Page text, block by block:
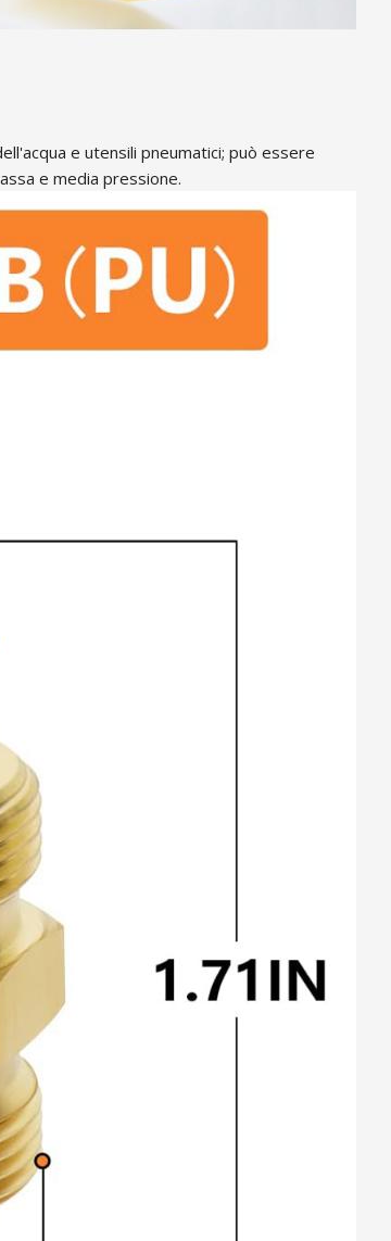
e utensili pneumatici; può essere
e media pressione.